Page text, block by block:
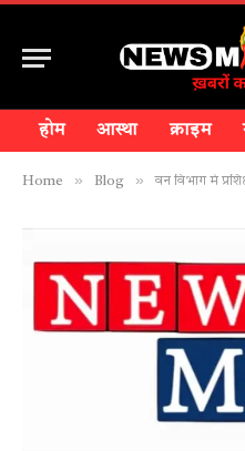
होम आस्था क्राइम
Home » Blog » वन विभाग मे